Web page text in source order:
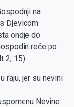
na
Djevicom
ondje do
reče po
2, 15)
raju, jer su nevini
Nevine